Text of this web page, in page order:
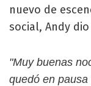
nuevo de
social, Andy
"Muy buenas
quedó en